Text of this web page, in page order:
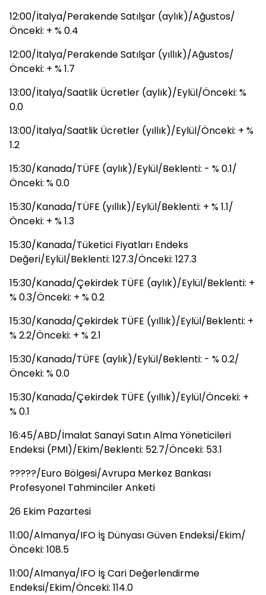
12:00/İtalya/Perakende Satılşar (aylık)/Ağustos/
Önceki: + % 0.4
12:00/İtalya/Perakende Satılşar (yıllık)/Ağustos/
Önceki: + % 1.7
13:00/İtalya/Saatlik Ücretler (aylık)/Eylül/Önceki: %
0.0
13:00/İtalya/Saatlik Ücretler (yıllık)/Eylül/Önceki: + %
1.2
15:30/Kanada/TÜFE (aylık)/Eylül/Beklenti: - % 0.1/
Önceki: % 0.0
15:30/Kanada/TÜFE (yıllık)/Eylül/Beklenti: + % 1.1/
Önceki: + % 1.3
15:30/Kanada/Tüketici Fiyatları Endeks
Değeri/Eylül/Beklenti: 127.3/Önceki: 127.3
15:30/Kanada/Çekirdek TÜFE (aylık)/Eylül/Beklenti: +
% 0.3/Önceki: + % 0.2
15:30/Kanada/Çekirdek TÜFE (yıllık)/Eylül/Beklenti: +
% 2.2/Önceki: + % 2.1
15:30/Kanada/TÜFE (aylık)/Eylül/Beklenti: - % 0.2/
Önceki: % 0.0
15:30/Kanada/Çekirdek TÜFE (yıllık)/Eylül/Önceki: +
% 0.1
16:45/ABD/İmalat Sanayi Satın Alma Yöneticileri
Endeksi (PMI)/Ekim/Beklenti: 52.7/Önceki: 53.1
?????/Euro Bölgesi/Avrupa Merkez Bankası
Profesyonel Tahminciler Anketi
26 Ekim Pazartesi
11:00/Almanya/IFO İş Dünyası Güven Endeksi/Ekim/
Önceki: 108.5
11:00/Almanya/IFO İş Cari Değerlendirme
Endeksi/Ekim/Önceki: 114.0